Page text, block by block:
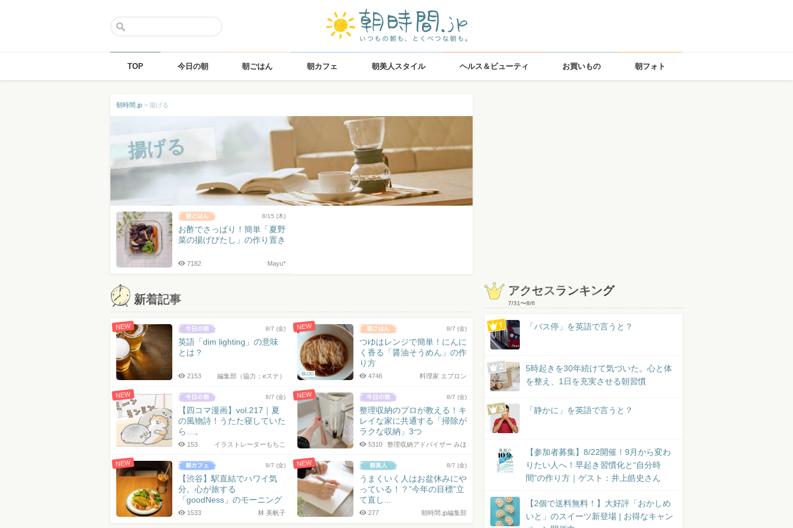
TOP 今日の朝 朝ごはん 朝カフェ 朝美人スタイル ヘルス＆ビューティ お買いもの 朝フォト
朝時間.jp > 揚げる
揚げる
8/15 (木)
お酢でさっぱり！簡単「夏野
菜の揚げびたし」の作り置き
Mayu*
7182
新着記事
NEW 8/7 (金)
英語「dim lighting」の意味
とは？
編集部（協力：eステ）
2153
NEW
BLOG
8/7 (金)
つゆはレンジで簡単！にんに
く香る「醤油そうめん」の作
り方
料理家 エプロン
4746
NEW 8/7 (金)
【四コマ漫画】vol.217｜夏
の風物詩！うたた寝していた
ら…。
イラストレーターもちこ
153
NEW 8/7 (金)
整理収納のプロが教える！キ
レイな家に共通する「掃除が
ラクな収納」3つ
整理収納アドバイザー みほ
5310
NEW 8/7 (金)
【渋谷】駅直結でハワイ気
分。心が旅する
「goodNess」のモーニング
林 美帆子
1533
NEW 8/7 (金)
うまくいく人はお盆休みにや
っている！？”今年の目標”立
て直し...
朝時間.jp編集部
277
アクセスランキング
7/31〜8/6
「バス停」を英語で言うと？
5時起きを30年続けて気づいた。心と体
を整え、1日を充実させる朝習慣
「静かに」を英語で言うと？
【参加者募集】8/22開催！9月から変わ
りたい人へ！早起き習慣化と“自分時
間”の作り方｜ゲスト：井上皓史さん
【2個で送料無料！】大好評「おかしめ
いと」のスイーツ新登場 | お得なキャン